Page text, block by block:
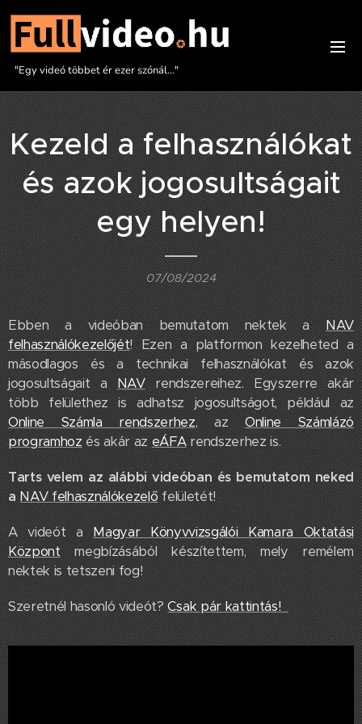
"Egy videó többet ér ezer szónál..."
Kezeld a felhasználókat
és azok jogosultságait
egy helyen!
07/08/2024
Ebben a videóban bemutatom nektek a NAV
felhasználókezelőjét! Ezen a platformon kezelheted a
másodlagos és a technikai felhasználókat és azok
jogosultságait aNAVrendszereihez. Egyszerre akár
több felülethez is adhatsz jogosultságot, például az
Online Számla rendszerhez, az Online Számlázó
programhoz és akár az eÁFArendszerhez is.
Tarts velem az alábbi videóban és bemutatom neked
a NAV felhasználókezelő felületét!
A videót a Magyar Könyvvizsgálói Kamara Oktatási
Központmegbízásából készítettem, mely remélem
nektek is tetszeni fog!
Szeretnél hasonló videót?Csak pár kattintás!